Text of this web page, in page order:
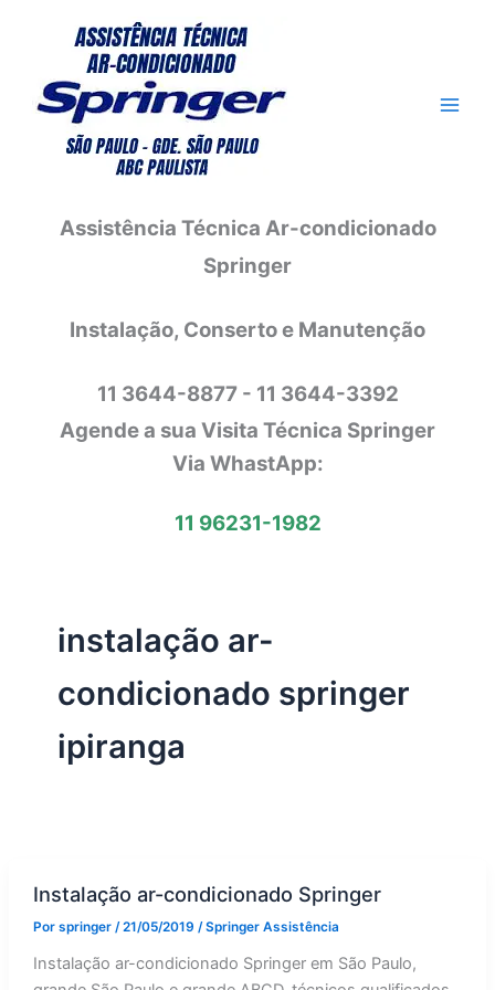
conteúdo
Assistência Técnica Ar-condicionado
Springer
Instalação, Conserto e Manutenção
11 3644-8877 - 11 3644-3392
Agende a sua Visita Técnica Springer
Via WhastApp:
11 96231-1982
instalação ar-
condicionado springer
ipiranga
Instalação ar-condicionado Springer
Por springer /21/05/2019 /Springer Assistência
Instalação ar-condicionado Springer em São Paulo,